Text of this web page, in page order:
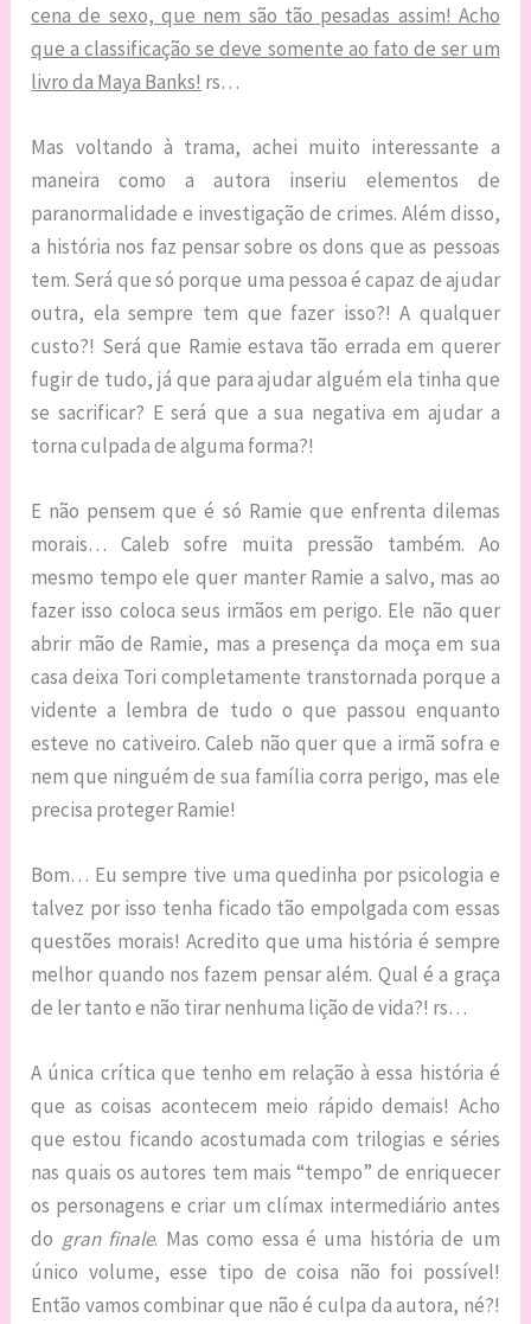
cena de sexo, que nem são tão pesadas assim! Acho
que a classificação se deve somente ao fato de ser um
livro da Maya Banks! rs…
Mas voltando à trama, achei muito interessante a
maneira como a autora inseriu elementos de
paranormalidade e investigação de crimes. Além disso,
a história nos faz pensar sobre os dons que as pessoas
tem. Será que só porque uma pessoa é capaz de ajudar
outra, ela sempre tem que fazer isso?! A qualquer
custo?! Será que Ramie estava tão errada em querer
fugir de tudo, já que para ajudar alguém ela tinha que
se sacrificar? E será que a sua negativa em ajudar a
torna culpada de alguma forma?!
E não pensem que é só Ramie que enfrenta dilemas
morais… Caleb sofre muita pressão também. Ao
mesmo tempo ele quer manter Ramie a salvo, mas ao
fazer isso coloca seus irmãos em perigo. Ele não quer
abrir mão de Ramie, mas a presença da moça em sua
casa deixa Tori completamente transtornada porque a
vidente a lembra de tudo o que passou enquanto
esteve no cativeiro. Caleb não quer que a irmã sofra e
nem que ninguém de sua família corra perigo, mas ele
precisa proteger Ramie!
Bom… Eu sempre tive uma quedinha por psicologia e
talvez por isso tenha ficado tão empolgada com essas
questões morais! Acredito que uma história é sempre
melhor quando nos fazem pensar além. Qual é a graça
de ler tanto e não tirar nenhuma lição de vida?! rs…
A única crítica que tenho em relação à essa história é
que as coisas acontecem meio rápido demais! Acho
que estou ficando acostumada com trilogias e séries
nas quais os autores tem mais “tempo” de enriquecer
os personagens e criar um clímax intermediário antes
do gran finale. Mas como essa é uma história de um
único volume, esse tipo de coisa não foi possível!
Então vamos combinar que não é culpa da autora, né?!